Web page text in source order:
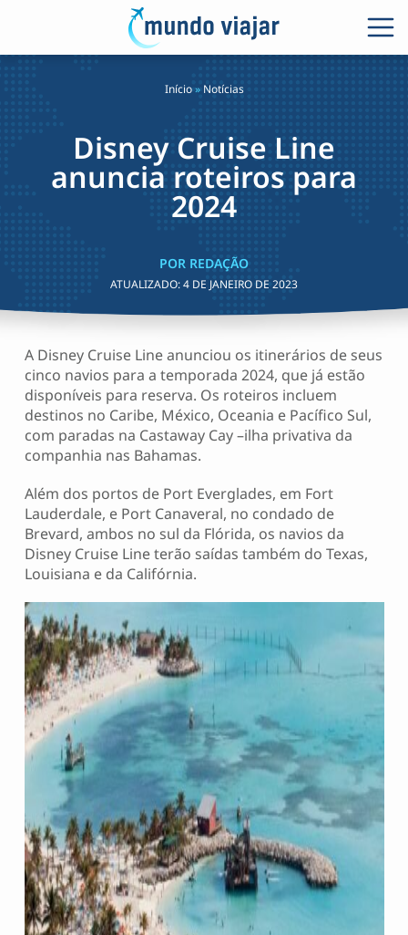
Início» Notícias
Disney Cruise Line
anuncia roteiros para
2024
POR REDAÇÃO
ATUALIZADO:4 DE JANEIRO DE 2023
A Disney Cruise Line anunciou os itinerários de seus
cinco navios para a temporada 2024, que já estão
disponíveis para reserva. Os roteiros incluem
destinos no Caribe, México, Oceania e Pacífico Sul,
com paradas na Castaway Cay –ilha privativa da
companhia nas Bahamas.
Além dos portos de Port Everglades, em Fort
Lauderdale, e Port Canaveral, no condado de
Brevard, ambos no sul da Flórida, os navios da
Disney Cruise Line terão saídas também do Texas,
Louisiana e da Califórnia.